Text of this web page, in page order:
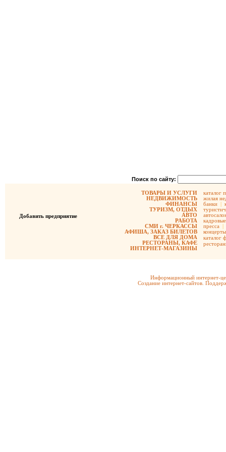
Поиск по сайту:
Добавить предприятие
ТОВАРЫ И УСЛУГИ
НЕДВИЖИМОСТЬ
ФИНАНСЫ
ТУРИЗМ, ОТДЫХ
АВТО
РАБОТА
СМИ г. ЧЕРКАССЫ
АФИША, ЗАКАЗ БИЛЕТОВ
ВСЕ ДЛЯ ДОМА
РЕСТОРАНЫ, КАФЕ
ИНТЕРНЕТ-МАГАЗИНЫ
каталог
жилая
банки |
пресса |
концерты
каталог
Информационный интернет-
Создание интернет-сайтов.